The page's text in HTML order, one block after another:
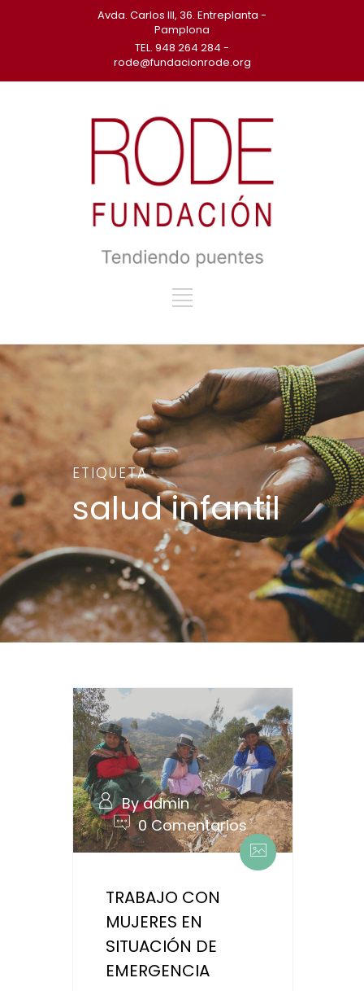
Avda. Carlos III, 36. Entreplanta -
Pamplona
TEL. 948 264 284 -
rode@fundacionrode.org
ETIQUETA
salud infantil
By admin
0 Comentarios
TRABAJO CON
MUJERES EN
SITUACIÓN DE
EMERGENCIA